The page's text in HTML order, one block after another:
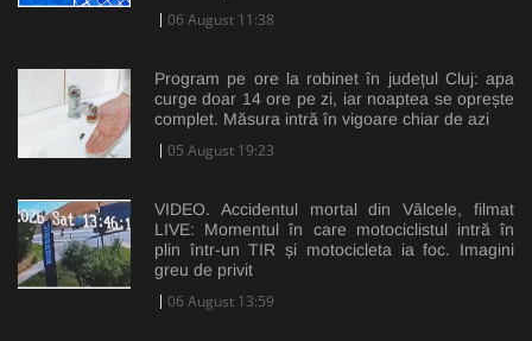
06 August 11:38
Program pe ore la robinet în județul Cluj: apa
curge doar 14 ore pe zi, iar noaptea se oprește
complet. Măsura intră în vigoare chiar de azi
05 August 19:23
VIDEO. Accidentul mortal din Vâlcele, filmat
LIVE: Momentul în care motociclistul intră în
plin într-un TIR și motocicleta ia foc. Imagini
greu de privit
06 August 13:59